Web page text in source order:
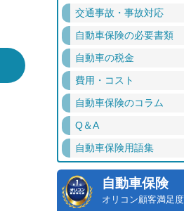
交通事故・事故対応
自動車保険の必要書類
自動車の税金
費用・コスト
自動車保険のコラム
Q＆A
自動車保険用語集
自動車保険
オリコン顧客満足